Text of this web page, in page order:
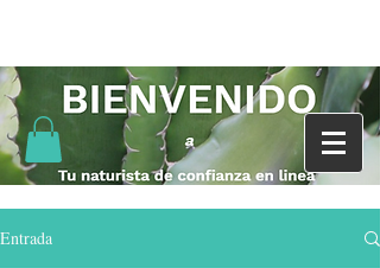
Entrada